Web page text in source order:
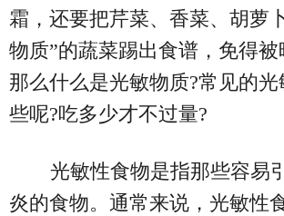
霜，还要把芹菜、香菜、胡萝
物质”的蔬菜踢出食谱，免得被
那么什么是光敏物质?常见的
些呢?吃多少才不过量?
光敏性食物是指那些容易
炎的食物。通常来说，光敏性